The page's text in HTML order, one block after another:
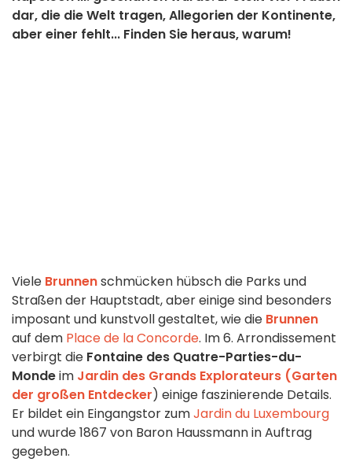
dar, die die Welt tragen, Allegorien der Kontinente,
aber einer fehlt... Finden Sie heraus, warum!
Viele Brunnenschmücken hübsch die Parks und
Straßen der Hauptstadt, aber einige sind besonders
imposant und kunstvoll gestaltet, wie die Brunnen
auf dem Place de la Concorde. Im 6. Arrondissement
verbirgt die Fontaine des Quatre-Parties-du-
Mondeim Jardin des Grands Explorateurs (Garten
der großen Entdecker) einige faszinierende Details.
Er bildet ein Eingangstor zumJardin du Luxembourg
und wurde 1867 von Baron Haussmann in Auftrag
gegeben.